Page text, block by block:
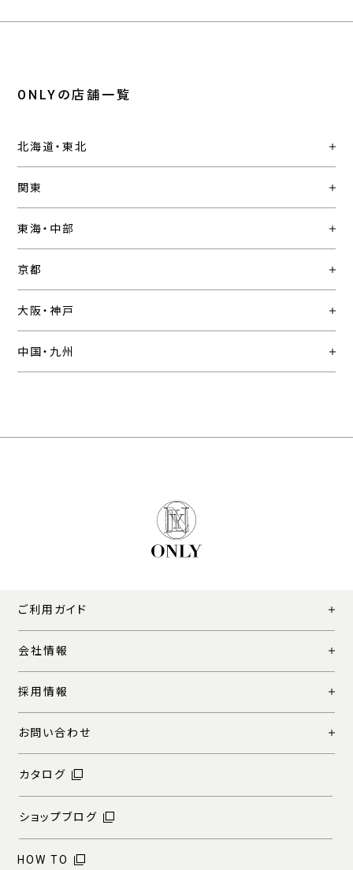
ONLYの店舗一覧
北海道・東北
関東
東海・中部
京都
大阪・神戸
中国・九州
ご利用ガイド
会社情報
採用情報
お問い合わせ
カタログ
ショップブログ
HOW TO